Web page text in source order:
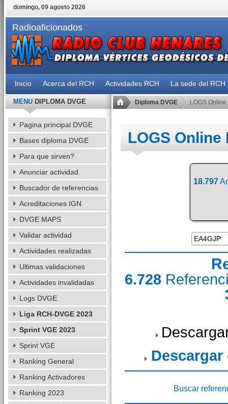
domingo, 09 agosto 2026
Radioaficionados
Inicio Acerca del RCH Actividades RCH La sede del RCH
Diploma DVGE LOGS Online
LOGS Online
18.797
6.728
Descargar
Buscar
MENUDIPLOMA DVGE
Pagina principal DVGE
Bases diploma DVGE
Para que sirven?
Anunciar actividad
Buscador de referencias
Acreditaciones IGN
DVGE MAPS
Validar actividad
Actividades realizadas
Ultimas validaciones
Actividades invalidadas
Logs DVGE
Liga RCH-DVGE 2023
Sprint VGE 2023
Sprint VGE
Ranking General
Ranking Activadores
Ranking 2023